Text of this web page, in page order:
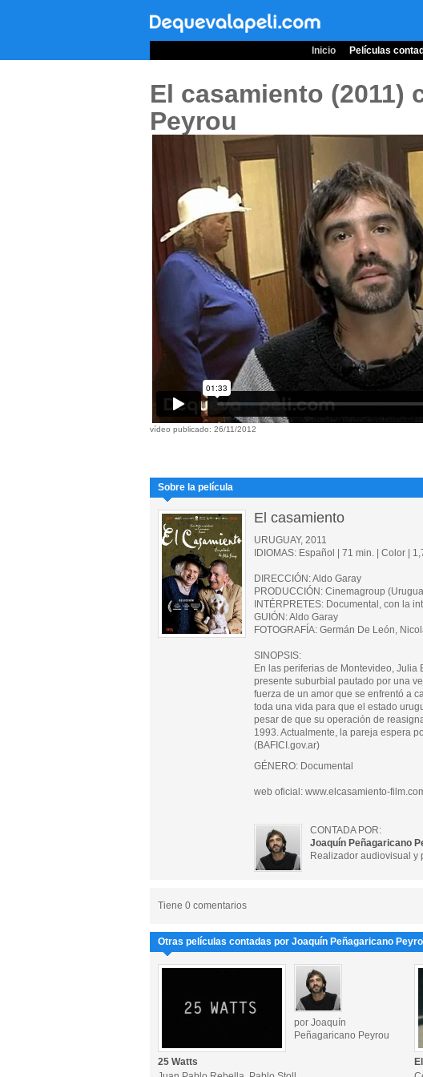
Inicio Películas
El casamiento (2011)
Peyrou
vídeo publicado: 26/11/2012
Sobre la película
El casamiento
URUGUAY, 2011
IDIOMAS: Español | 71 min. | Color |
DIRECCIÓN: Aldo Garay
PRODUCCIÓN: Cinemagroup
INTÉRPRETES: Documental, con la
GUIÓN: Aldo Garay
FOTOGRAFÍA: Germán De León,
SINOPSIS:
En las periferias de Montevideo,
presente suburbial pautado por una
fuerza de un amor que se enfrentó a
toda una vida para que el estado
pesar de que su operación de
1993. Actualmente, la pareja espera
(BAFICI.gov.ar)
GÉNERO: Documental
web oficial: www.elcasamiento-
CONTADA POR:
Joaquín Peñagaricano
Realizador audiovisual y
Tiene 0 comentarios
Otras películas contadas por Joaquín Peñagaricano
por Joaquín
Peñagaricano Peyrou
25 Watts